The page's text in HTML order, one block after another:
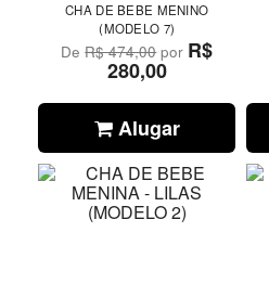
CHA DE BEBE MENINO
(MODELO 7)
DeR$ 474,00por R$
280,00
Alugar